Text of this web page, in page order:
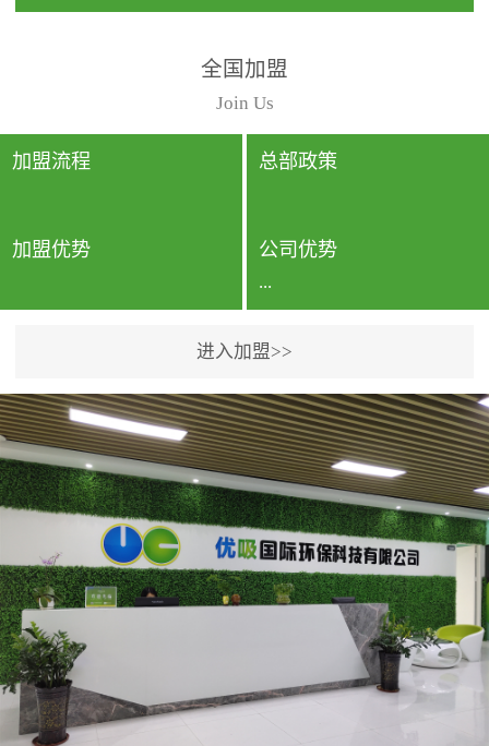
动，人类长时间停留的室
内空间都有整体消毒的需
要。因为空间内人流携带
的、空气...
行国家规定的标准检测方
法，空气采样量准确，检
测结果可靠，远胜于其他
检测...
全国加盟
Join Us
加盟流程 总部政策
加盟优势 公司优势
...
专利保护优势、双甲资质
企业（“室内环境净化治理
甲级施工资质”“室内环境
污染治理资质等级证
书”）、拥有多名高级《环
境工程高级工程师》室内
空气治理资格认证的治理
人员、掌握室内空气净化
治理实用技术和五项专利
技术、八项计算机软件著
作权登记证书等。研发实
进入加盟>>